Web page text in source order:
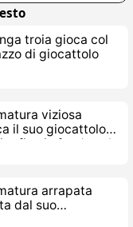
troia gioca col
di giocattolo
viziosa
il suo giocattolo
fino in fondo sul
arrapata
dal suo
giovane